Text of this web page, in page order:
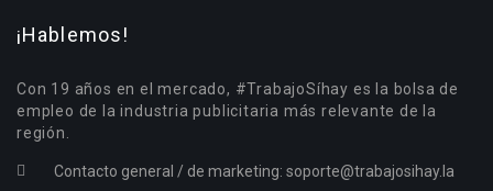
¡Hablemos!
Con 19 años en el mercado, #TrabajoSíhay es la bolsa de
empleo de la industria publicitaria más relevante de la
región.
Contacto general / de marketing: soporte@trabajosihay.la